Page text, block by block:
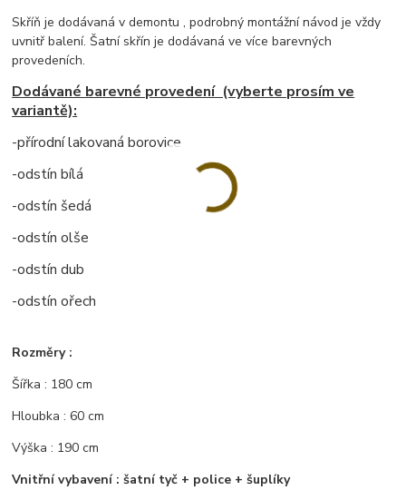
Skříň je dodávaná v demontu , podrobný montážní návod je vždy
uvnitř balení. Šatní skřín je dodávaná ve více barevných
provedeních.
Dodávané barevné provedení (vyberte prosím ve
variantě):
-přírodní lakovaná borovice
-odstín bílá
-odstín šedá
-odstín olše
-odstín dub
-odstín ořech
Rozměry :
Šířka : 180 cm
Hloubka : 60 cm
Výška : 190 cm
Vnitřní vybavení : šatní tyč + police + šuplíky